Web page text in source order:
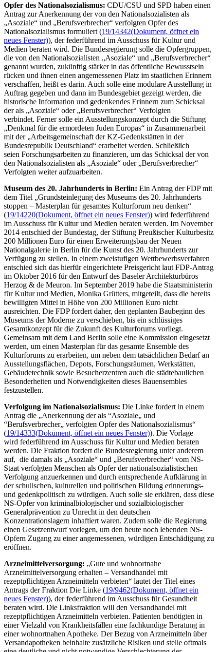
Opfer des Nationalsozialismus: CDU/CSU und SPD haben einen
Antrag zur Anerkennung der von den Nationalsozialisten als
„Asoziale“ und „Berufsverbrecher“ verfolgten Opfer des
Nationalsozialismus formuliert (19/14342(Dokument, öffnet ein
neues Fenster)), der federführend im Ausschuss für Kultur und
Medien beraten wird. Die Bundesregierung solle die Opfergruppen,
die von den Nationalsozialisten „Asoziale“ und „Berufsverbrecher“
genannt wurden, zukünftig stärker in das öffentliche Bewusstsein
rücken und ihnen einen angemessenen Platz im staatlichen Erinnern
verschaffen, heißt es darin. Auch solle eine modulare Ausstellung in
Auftrag gegeben und dann im Bundesgebiet gezeigt werden, die
historische Information und gedenkendes Erinnern zum Schicksal
der als „Asoziale“ oder „Berufsverbrecher“ Verfolgten
verbindet. Ferner solle ein Ausstellungskonzept durch die Stiftung
„Denkmal für die ermordeten Juden Europas“ in Zusammenarbeit
mit der „Arbeitsgemeinschaft der KZ-Gedenkstätten in der
Bundesrepublik Deutschland“ erarbeitet werden. Schließlich
seien Forschungsarbeiten zu finanzieren, um das Schicksal der von
den Nationalsozialisten als „Asoziale“ oder „Berufsverbrecher“
Verfolgten weiter aufzuarbeiten.
Museum des 20. Jahrhunderts in Berlin: Ein Antrag der FDP mit
dem Titel „Grundsteinlegung des Museums des 20. Jahrhunderts
stoppen – Masterplan für gesamtes Kulturforum neu denken“
(19/14220(Dokument, öffnet ein neues Fenster)) wird federführend
im Ausschuss für Kultur und Medien beraten werden. Im November
2014 entschied der Bundestag, der Stiftung Preußischer Kulturbesitz
200 Millionen Euro für einen Erweiterungsbau der Neuen
Nationalgalerie in Berlin für die Kunst des 20. Jahrhunderts zur
Verfügung zu stellen. In einem zweistufigen Wettbewerbsverfahren
entschied sich das hierfür eingerichtete Preisgericht laut FDP-Antrag
im Oktober 2016 für den Entwurf des Baseler Architekturbüros
Herzog & de Meuron. Im September 2019 habe die Staatsministerin
für Kultur und Medien, Monika Grütters, mitgeteilt, dass die bereits
bewilligten Mittel in Höhe von 200 Millionen Euro nicht
ausreichten. Die FDP fordert daher, den geplanten Baubeginn des
Museums der Moderne zu verschieben, bis ein schlüssiges
Gesamtkonzept für die Zukunft des Kulturforums vorliegt.
Gemeinsam mit dem Land Berlin solle eine Kommission eingesetzt
werden, um einen Masterplan für das gesamte Ensemble des
Kulturforums zu erarbeiten, um neben dem tatsächlichen Bedarf an
Ausstellungsflächen, Depots, Forschungsräumen, Werkstätten,
Gebäudetechnik sowie Besucherzentren auch die städtebaulichen
Besonderheiten und Notwendigkeiten dieses Bauensembles
festzustellen.
Verfolgung im Nationalsozialismus: Die Linke fordert in einem
Antrag die „Anerkennung der als “Asoziale„ und
“Berufsverbrecher„ verfolgten Opfer des Nationalsozialismus“
(19/14333(Dokument, öffnet ein neues Fenster)). Die Vorlage
wird federführend im Ausschuss für Kultur und Medien beraten
werden. Die Fraktion fordert die Bundesregierung unter anderem
auf, die damals als „Asoziale“ und „Berufsverbrecher“ vom NS-
Staat verfolgten Menschen als Opfer der nationalsozialistischen
Verfolgung anzuerkennen und durch entsprechende Aufklärung in
der schulischen, kulturellen und politischen Bildung erinnerungs-
und gedenkpolitisch zu würdigen. Auch solle sie erklären, dass diese
NS-Opfer von kriminalbiologischer und sozialbiologischer
Generalprävention zu Unrecht in den deutschen
Konzentrationslagern inhaftiert waren. Zudem solle die Regierung
einen Gesetzentwurf vorlegen, um den heute noch lebenden NS-
Opfern Zugang zu einer angemessenen, würdigen Entschädigung zu
eröffnen.
Arzneimittelversorgung: „Gute und wohnortnahe
Arzneimittelversorgung erhalten – Versandhandel mit
rezeptpflichtigen Arzneimitteln verbieten“ lautet der Titel eines
Antrags der Fraktion Die Linke (19/9462(Dokument, öffnet ein
neues Fenster)), der federführend im Ausschuss für Gesundheit
beraten wird. Die Linksfraktion will den Versandhandel mit
rezeptpflichtigen Arzneimitteln verbieten. Patienten benötigten in
einer Vielzahl von Krankheitsfällen eine fachkundige Beratung in
einer wohnortnahen Apotheke. Der Bezug von Arzneimitteln über
Versandapotheken beinhalte zusätzliche Risiken und stelle oftmals